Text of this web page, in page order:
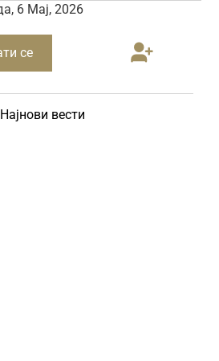
6 Мај, 2026
се
Најнови вести